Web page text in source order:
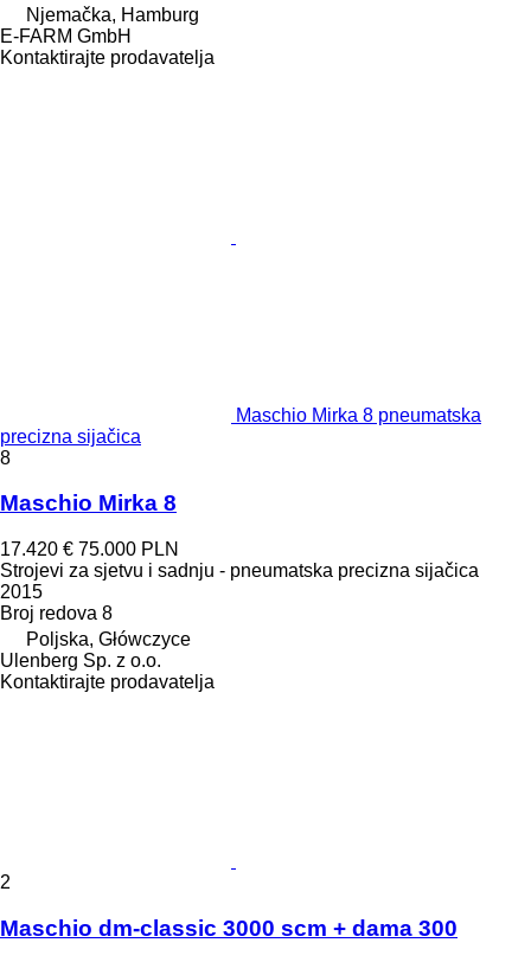
Njemačka, Hamburg
E-FARM GmbH
Kontaktirajte prodavatelja
Maschio Mirka 8 pneumatska
precizna sijačica
8
Maschio Mirka 8
17.420 € 75.000 PLN
Strojevi za sjetvu i sadnju - pneumatska precizna sijačica
2015
Broj redova 8
Poljska, Główczyce
Ulenberg Sp. z o.o.
Kontaktirajte prodavatelja
2
Maschio dm-classic 3000 scm + dama 300